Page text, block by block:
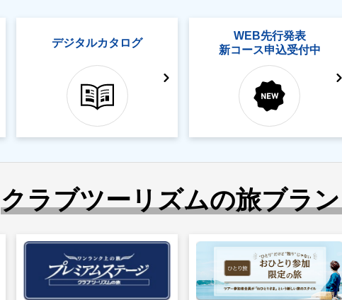
デジタルカタログ
WEB先行発表
新コース申込受付中
クラブツーリズムの旅ブラ